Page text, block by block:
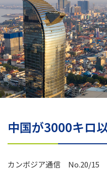
中国が3000キロ
カンボジア通信 No.20/15